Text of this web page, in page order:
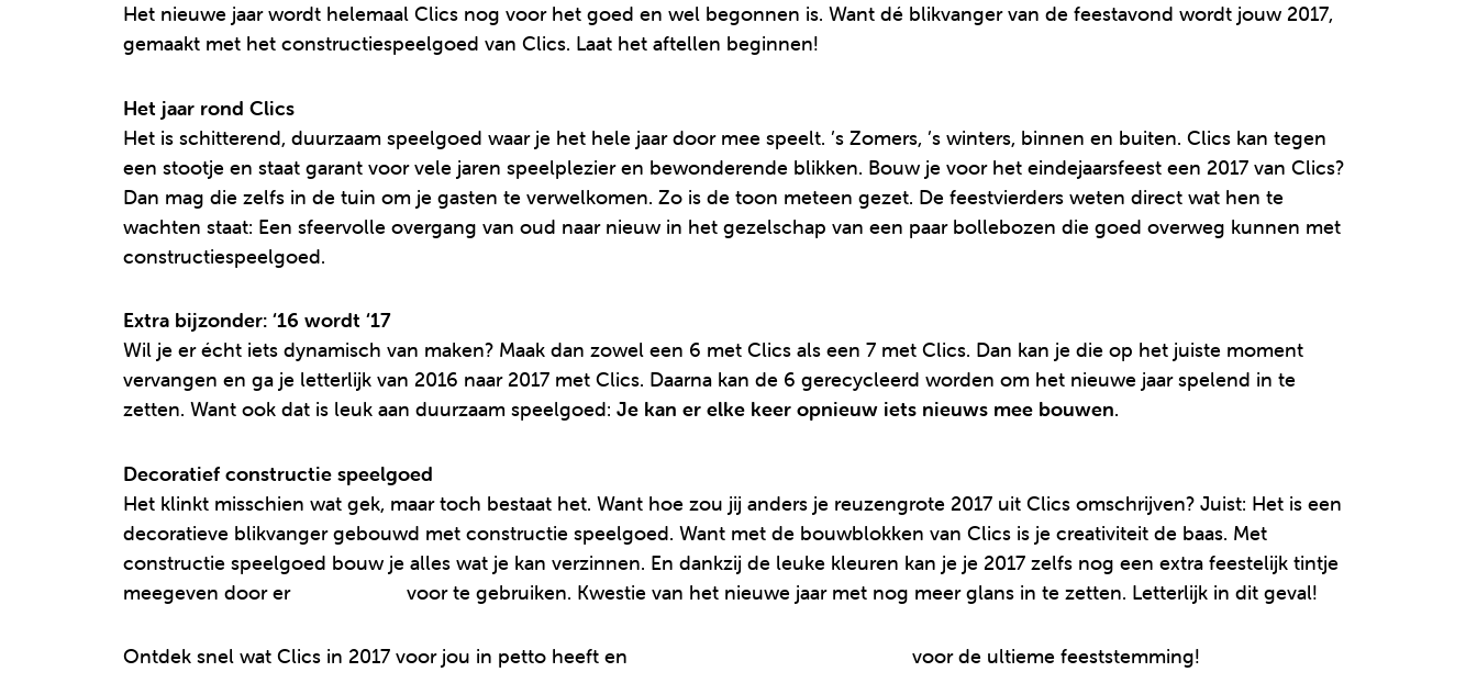
Het nieuwe jaar wordt helemaal Clics nog voor het goed en wel begonnen is. Want dé blikvanger van de feestavond wordt jouw 2017,
gemaakt met het constructiespeelgoed van Clics. Laat het aftellen beginnen!
Het jaar rond Clics
Het is schitterend, duurzaam speelgoed waar je het hele jaar door mee speelt. ’s Zomers, ’s winters, binnen en buiten. Clics kan tegen
een stootje en staat garant voor vele jaren speelplezier en bewonderende blikken. Bouw je voor het eindejaarsfeest een 2017 van Clics?
Dan mag die zelfs in de tuin om je gasten te verwelkomen. Zo is de toon meteen gezet. De feestvierders weten direct wat hen te
wachten staat: Een sfeervolle overgang van oud naar nieuw in het gezelschap van een paar bollebozen die goed overweg kunnen met
constructiespeelgoed.
Extra bijzonder: ‘16 wordt ‘17
Wil je er écht iets dynamisch van maken? Maak dan zowel een 6 met Clics als een 7 met Clics. Dan kan je die op het juiste moment
vervangen en ga je letterlijk van 2016 naar 2017 met Clics. Daarna kan de 6 gerecycleerd worden om het nieuwe jaar spelend in te
zetten. Want ook dat is leuk aan duurzaam speelgoed: Je kan er elke keer opnieuw iets nieuws mee bouwen.
Decoratief constructie speelgoed
Het klinkt misschien wat gek, maar toch bestaat het. Want hoe zou jij anders je reuzengrote 2017 uit Clics omschrijven? Juist: Het is een
decoratieve blikvanger gebouwd met constructie speelgoed. Want met de bouwblokken van Clics is je creativiteit de baas. Met
constructie speelgoed bouw je alles wat je kan verzinnen. En dankzij de leuke kleuren kan je je 2017 zelfs nog een extra feestelijk tintje
meegeven door er
voor te gebruiken. Kwestie van het nieuwe jaar met nog meer glans in te zetten. Letterlijk in dit geval!
Ontdek snel wat Clics in 2017 voor jou in petto heeft en voor de ultieme feeststemming!